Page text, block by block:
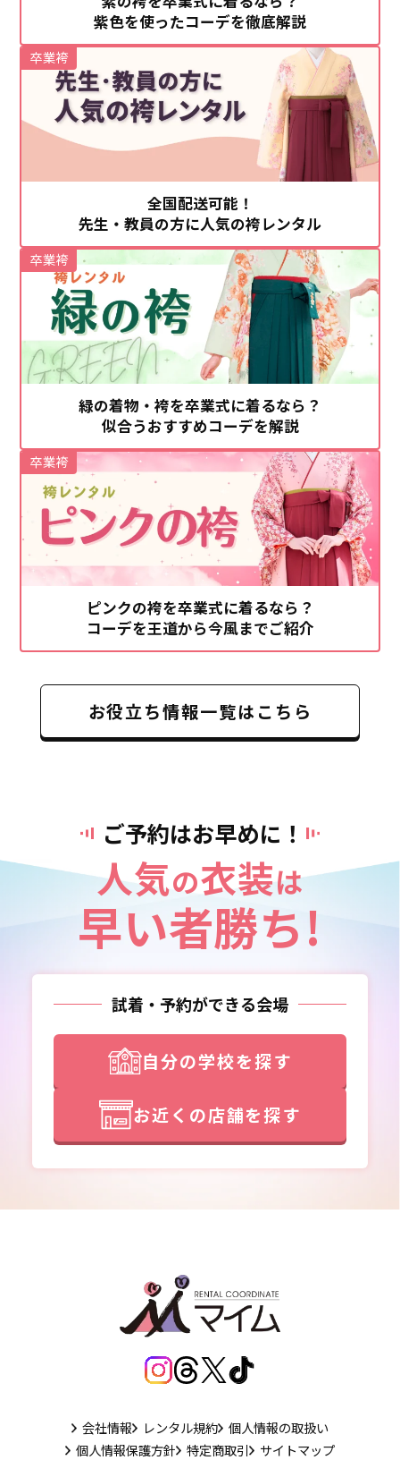
紫色を使ったコーデを徹底解説
全国配送可能！
先生・教員の方に人気の袴レンタル
卒業袴
緑の着物・袴を卒業式に着るなら？
似合うおすすめコーデを解説
卒業袴
ピンクの袴を卒業式に着るなら？
コーデを王道から今風までご紹介
卒業袴
お役立ち情報一覧はこちら
ご予約はお早めに！
人気の衣装は
早い者勝ち!
試着・予約ができる会場
自分の学校を探す
お近くの店舗を探す
会社情報 レンタル規約 個人情報の取扱い
個人情報保護方針 特定商取引 サイトマップ